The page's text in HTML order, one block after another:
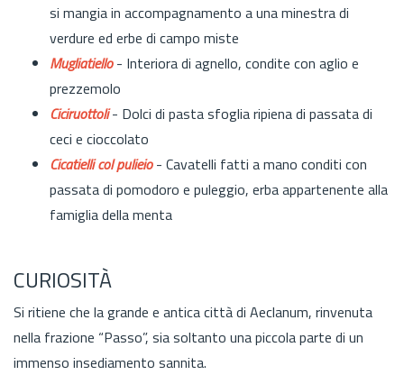
si mangia in accompagnamento a una minestra di
verdure ed erbe di campo miste
Mugliatiello - Interiora di agnello, condite con aglio e
prezzemolo
Ciciruottoli - Dolci di pasta sfoglia ripiena di passata di
ceci e cioccolato
Cicatielli col pulieio - Cavatelli fatti a mano conditi con
passata di pomodoro e puleggio, erba appartenente alla
famiglia della menta
CURIOSITÀ
Si ritiene che la grande e antica città di Aeclanum, rinvenuta
nella frazione “Passo”, sia soltanto una piccola parte di un
immenso insediamento sannita.